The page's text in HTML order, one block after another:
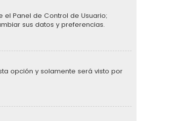
Panel de Control de Usuario;
sus datos y preferencias.
opción y solamente será visto por